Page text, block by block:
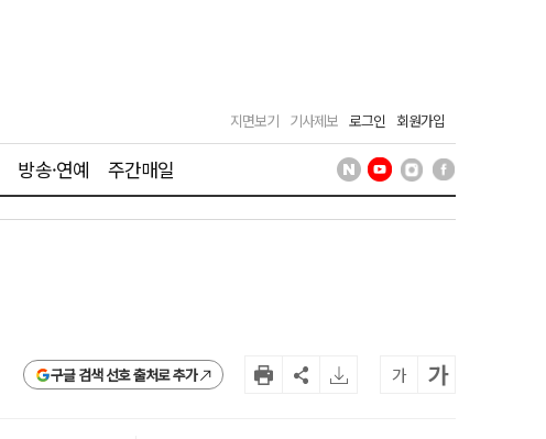
지면보기 기사제보 로그인 회원가입
방송·연예 주간매일
구글 검색 선호 출처로 추가 가 가